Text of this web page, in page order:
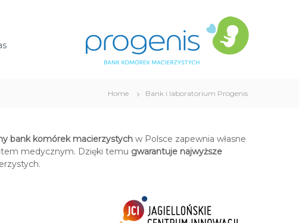
Home Bank i laboratorium Progenis
bank komórek macierzystych w Polsce zapewnia własne
medycznym. Dzięki temu gwarantuje najwyższe